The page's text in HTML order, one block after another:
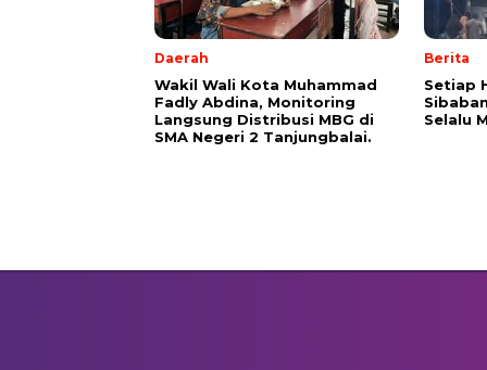
Daerah
Wakil Wali Kota Muhammad
Fadly Abdina, Monitoring
Langsung Distribusi MBG di
SMA Negeri 2 Tanjungbalai.
Berita
Setiap
Selalu